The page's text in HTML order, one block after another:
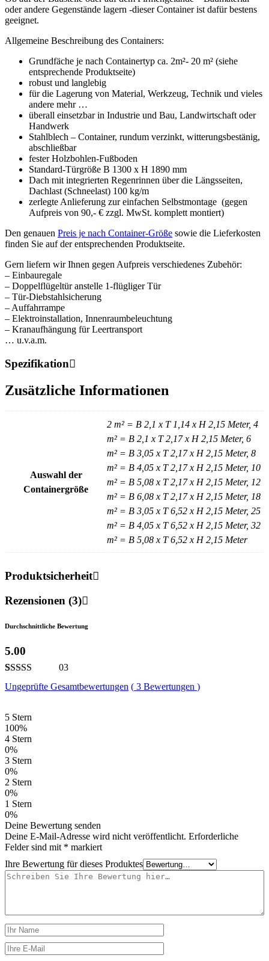
oder andere Gegenstände lagern -dieser Container ist dafür bestens
geeignet.
Allgemeine Beschreibung des Containers:
Grundfäche je nach Containertyp ca. 2m²- 20 m² (siehe
entsprechende Produktseite)
robust und langlebig
für die Lagerung von Material, Werkzeug, Technik und vieles
andere mehr …
überall einsetzbar in Industrie und Bau, Landwirtschaft oder
Handwerk
Stahlblech – Container, rundum verzinkt, witterungsbestänig,
abschließbar
fester Holzbohlen-Fußboden
Standard-Türgröße B 1300 x H 1890 mm
Dach mit integrierten Regenrinnen über die Längsseiten,
Dachlast (Schneelast) 100 kg/m
zerlegte Anlieferung zur einfachen Selbstmontage (gegen
Aufpreis von 90,- € zzgl. MwSt. komplett montiert)
Den genauen Preis je nach Container-Größe sowie die Lieferkosten
finden Sie auf der entsprechenden Produktseite.
Gern liefern wir Ihnen gegen Aufpreis verschiedenes Zubehör:
– Einbauregale
– Doppelflügeltür anstelle 1-flügliger Tür
– Tür-Diebstahlsicherung
– Auffahrrampe
– Elektroinstallation, Innenraumbeleuchtung
– Kranaufhängung für Leertransport
… u.v.a.m.
Spezifikation
Zusätzliche Informationen
Auswahl der
Containergröße
2 m² = B 2,1 x T 1,14 x H 2,15 Meter, 4
m² = B 2,1 x T 2,17 x H 2,15 Meter, 6
m² = B 3,05 x T 2,17 x H 2,15 Meter, 8
m² = B 4,05 x T 2,17 x H 2,15 Meter, 10
m² = B 5,08 x T 2,17 x H 2,15 Meter, 12
m² = B 6,08 x T 2,17 x H 2,15 Meter, 18
m² = B 3,05 x T 6,52 x H 2,15 Meter, 25
m² = B 4,05 x T 6,52 x H 2,15 Meter, 32
m² = B 5,08 x T 6,52 x H 2,15 Meter
Produktsicherheit
Rezensionen (3)
Durchschnittliche Bewertung
5.00
Bewertet mit
5.00von 5,
3
03
Ungeprüfte Gesamtbewertungen ( 3 Bewertungen )
5 Stern
100%
4 Stern
0%
3 Stern
0%
2 Stern
0%
1 Stern
0%
Deine Bewertung senden
Deine E-Mail-Adresse wird nicht veröffentlicht. Erforderliche
Felder sind mit * markiert
Ihre Bewertung für dieses Produktes